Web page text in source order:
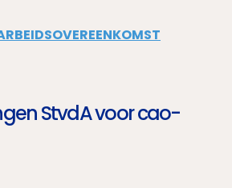
StvdA voor cao-